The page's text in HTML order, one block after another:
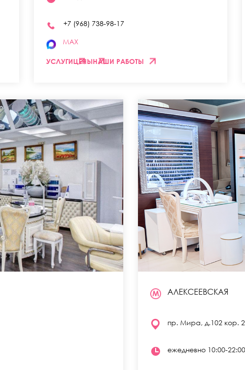
+7 (968) 738-98-17
MAX
УСЛУГИЦЕНЫНАШИ РАБОТЫ
АЛЕКСЕЕВСКАЯ
пр. Мира, д.102 кор. 2
ежедневно 10:00-22:00
20% на первый визит
свои данные, и наш менеджер свяжется с вами в
на кнопку я даю свое согласие на
персональных данных
ОТПРАВИТЬ ЗАЯВКУ